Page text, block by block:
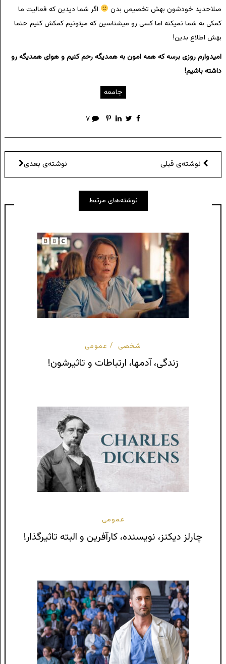
صلاحدید خودشون بهش تخصیص بدن
اگر شما دیدین که فعالیت ما
کمکی به شما نمیکنه اما کسی رو میشناسین که میتونیم کمکش کنیم حتما
بهش اطلاع بدین!
امیدوارم روزی برسه که همه امون به همدیگه رحم کنیم و هوای همدیگه رو
داشته باشیم!
جامعه
۷
نوشته‌ی قبلی نوشته‌ی بعدی
نوشته‌های مرتبط
شخصی عمومی
زندگی، آدمها، ارتباطات و تاثیرشون!
عمومی
چارلز دیکنز، نویسنده، کارآفرین و البته تاثیرگذار!